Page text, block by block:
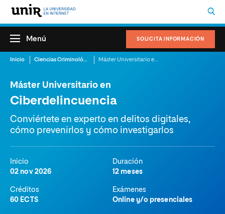
SOLICITA INFORMACIÓN
Menú
Inicio Ciencias Criminológicas y de la Seguridad
Máster Universitario en
Ciberdelincuencia
Conviértete en experto en delitos digitales,
cómo prevenirlos y cómo investigarlos
Inicio
02 nov 2026
Duración
12 meses
Créditos
60 ECTS
Exámenes
Online y/o presenciales